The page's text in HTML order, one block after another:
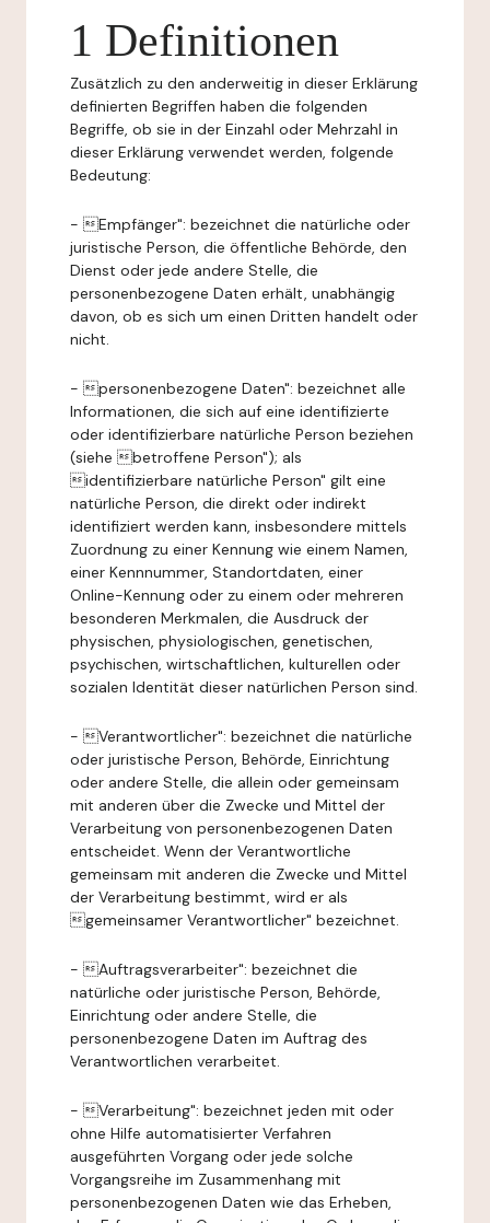
1 Definitionen
Zusätzlich zu den anderweitig in dieser Erklärung
definierten Begriffen haben die folgenden
Begriffe, ob sie in der Einzahl oder Mehrzahl in
dieser Erklärung verwendet werden, folgende
Bedeutung:
- Empfänger": bezeichnet die natürliche oder
juristische Person, die öffentliche Behörde, den
Dienst oder jede andere Stelle, die
personenbezogene Daten erhält, unabhängig
davon, ob es sich um einen Dritten handelt oder
nicht.
- personenbezogene Daten": bezeichnet alle
Informationen, die sich auf eine identifizierte
oder identifizierbare natürliche Person beziehen
(siehe betroffene Person"); als
identifizierbare natürliche Person" gilt eine
natürliche Person, die direkt oder indirekt
identifiziert werden kann, insbesondere mittels
Zuordnung zu einer Kennung wie einem Namen,
einer Kennnummer, Standortdaten, einer
Online-Kennung oder zu einem oder mehreren
besonderen Merkmalen, die Ausdruck der
physischen, physiologischen, genetischen,
psychischen, wirtschaftlichen, kulturellen oder
sozialen Identität dieser natürlichen Person sind.
- Verantwortlicher": bezeichnet die natürliche
oder juristische Person, Behörde, Einrichtung
oder andere Stelle, die allein oder gemeinsam
mit anderen über die Zwecke und Mittel der
Verarbeitung von personenbezogenen Daten
entscheidet. Wenn der Verantwortliche
gemeinsam mit anderen die Zwecke und Mittel
der Verarbeitung bestimmt, wird er als
gemeinsamer Verantwortlicher" bezeichnet.
- Auftragsverarbeiter": bezeichnet die
natürliche oder juristische Person, Behörde,
Einrichtung oder andere Stelle, die
personenbezogene Daten im Auftrag des
Verantwortlichen verarbeitet.
- Verarbeitung": bezeichnet jeden mit oder
ohne Hilfe automatisierter Verfahren
ausgeführten Vorgang oder jede solche
Vorgangsreihe im Zusammenhang mit
personenbezogenen Daten wie das Erheben,